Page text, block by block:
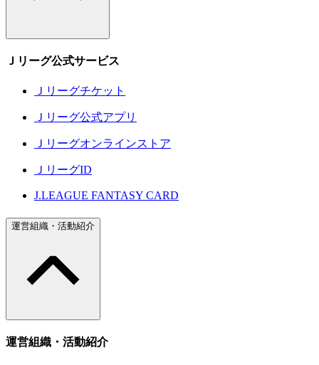
Ｊリーグ公式サービス
Ｊリーグチケット
Ｊリーグ公式アプリ
Ｊリーグオンラインストア
ＪリーグID
J.LEAGUE FANTASY CARD
運営組織・活動紹介
運営組織・活動紹介